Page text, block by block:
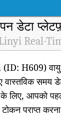
डेटा
Real-
H609) वायु
वास्तविक समय
के लिए, आपको
प्राप्त करना